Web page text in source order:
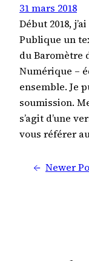
31 mars 2018
Début 2018,
Publique un
du Baromètre
Numérique –
ensemble. Je
soumission.
s’agit d’une
vous référer
← Newer